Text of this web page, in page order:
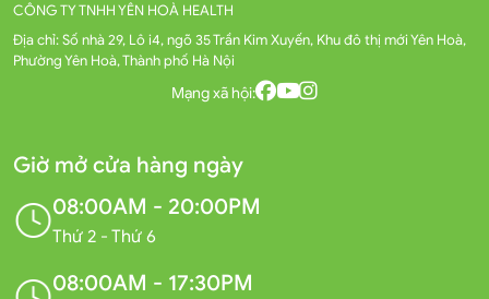
CÔNG TY TNHH YÊN HOÀ HEALTH
Địa chỉ: Số nhà 29, Lô i4, ngõ 35 Trần Kim Xuyến, Khu đô thị mới Yên Hoà,
Phường Yên Hoà, Thành phố Hà Nội
Mạng xã hội:
Giờ mở cửa hàng ngày
08:00AM - 20:00PM
Thứ 2 - Thứ 6
08:00AM - 17:30PM